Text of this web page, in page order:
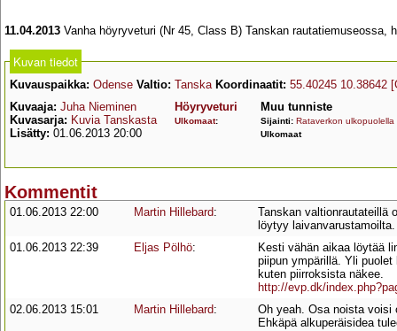
11.04.2013 Vanha höyryveturi (Nr 45, Class B) Tanskan rautatiemuseossa,
Kuvan tiedot
Kuvauspaikka: Odense Valtio: Tanska Koordinaatit: 55.40245 10.38642
Kuvaaja: Juha Nieminen
Kuvasarja: Kuvia Tanskasta
Lisätty: 01.06.2013 20:00
Höyryveturi
Ulkomaat:
Muu tunniste
Sijainti: Rataverkon ulkopuolella
Ulkomaat
Kommentit
01.06.2013 22:00 Martin Hillebard:
Tanskan valtionrautateillä
löytyy
01.06.2013 22:39
Eljas Pölhö:
Kesti vähän aikaa löytää
piipun ympärillä. Yli
kuten piirroksista näkee.
http://evp.dk/
02.06.2013 15:01
Martin Hillebard:
Oh yeah. Osa noista voisi
Ehkäpä alkuperäisidea